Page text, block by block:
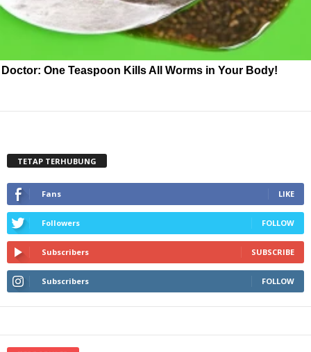
Doctor: One Teaspoon Kills All Worms in Your Body!
TETAP TERHUBUNG
Fans LIKE
Followers FOLLOW
Subscribers SUBSCRIBE
Subscribers FOLLOW